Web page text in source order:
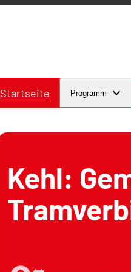
Startseite Programm
Kehl: